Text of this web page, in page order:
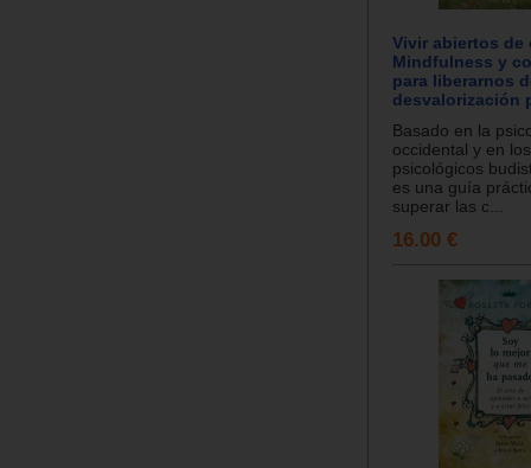
Vivir abiertos de
Mindfulness y
para liberarnos
desvalorización
Basado en la
occidental y en
psicológicos
es una guía
superar las c...
16.00 €